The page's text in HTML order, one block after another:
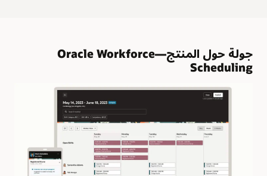
جولة حول المنتج—Oracle Workforce
Scheduling